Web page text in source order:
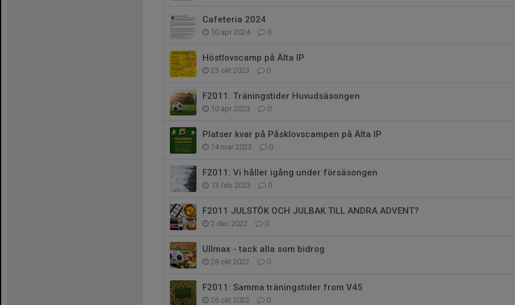
Cafeteria 2024
10 apr 2024 0
Höstlovscamp på Älta IP
23 okt 2023 0
F2011: Träningstider Huvudsäsongen
10 apr 2023 0
Platser kvar på Påsklovscampen på Älta IP
14 mar 2023 0
F2011: Vi håller igång under försäsongen
13 feb 2023 0
F2011 JULSTÖK OCH JULBAK TILL ANDRA ADVENT?
2 dec 2022 0
Ullmax - tack alla som bidrog
28 okt 2022 0
F2011: Samma träningstider from V45
26 okt 2022 0